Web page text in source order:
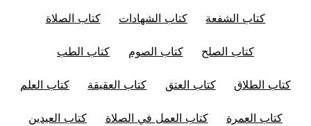
كتاب الشفعة كتاب الشهادات كتاب الصلاة
كتاب الصلح كتاب الصوم كتاب الطب
كتاب الطلاق كتاب العتق كتاب العقيقة كتاب العلم
كتاب العمرة كتاب العمل في الصلاة كتاب العيدين